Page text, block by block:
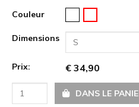
Couleur
Dimensions S
Prix: € 34,90
DANS LE